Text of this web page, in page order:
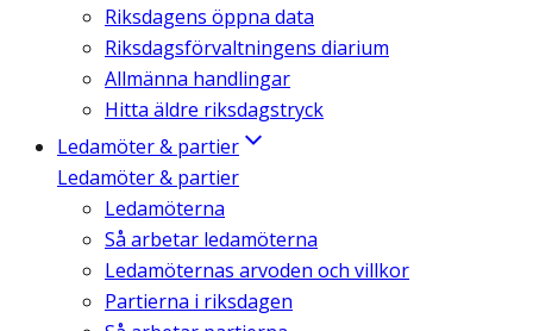
Riksdagens öppna data
Riksdagsförvaltningens diarium
Allmänna handlingar
Hitta äldre riksdagstryck
Ledamöter & partier
Ledamöter & partier
Ledamöterna
Så arbetar ledamöterna
Ledamöternas arvoden och villkor
Partierna i riksdagen